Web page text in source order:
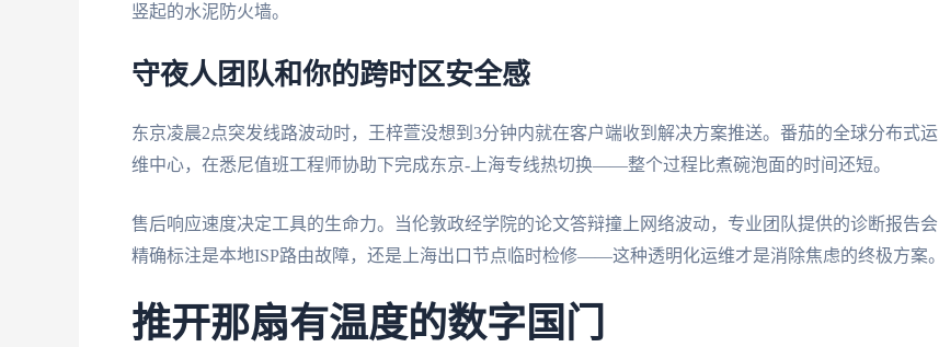
竖起的水泥防火墙。
守夜人团队和你的跨时区安全感
东京凌晨2点突发线路波动时，王梓萱没想到3分钟内就在客户端收到解决方案推送。番茄的全球分布式运
维中心，在悉尼值班工程师协助下完成东京-上海专线热切换——整个过程比煮碗泡面的时间还短。
售后响应速度决定工具的生命力。当伦敦政经学院的论文答辩撞上网络波动，专业团队提供的诊断报告会
精确标注是本地ISP路由故障，还是上海出口节点临时检修——这种透明化运维才是消除焦虑的终极方案。
推开那扇有温度的数字国门